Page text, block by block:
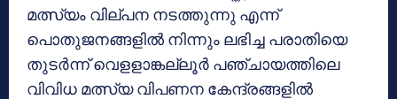
മത്സ്യം വില്പന നടത്തുന്നു എന്ന്
പൊതുജനങ്ങളില്‍ നിന്നും ലഭിച്ച പരാതിയെ
തുടര്‍ന്ന് വെളളാങ്കല്ലൂര്‍ പഞ്ചായത്തിലെ
വിവിധ മത്സ്യ വിപണന കേന്ദ്രങ്ങളില്‍